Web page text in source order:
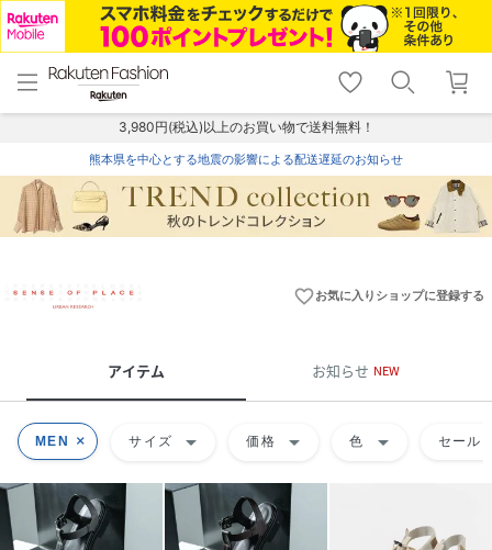
menu home
トップ
shopping_cart lock_outline
ログイン
3,980円(税込)以上のお買い物で送料無料！
熊本県を中心とする地震の影響による配送遅延のお知らせ
favorite_borderお気に入りショップに登録する
アイテム お知らせ NEW
MEN サイズ arrow_drop_down 価格 arrow_drop_down 色 arrow_drop_down セール